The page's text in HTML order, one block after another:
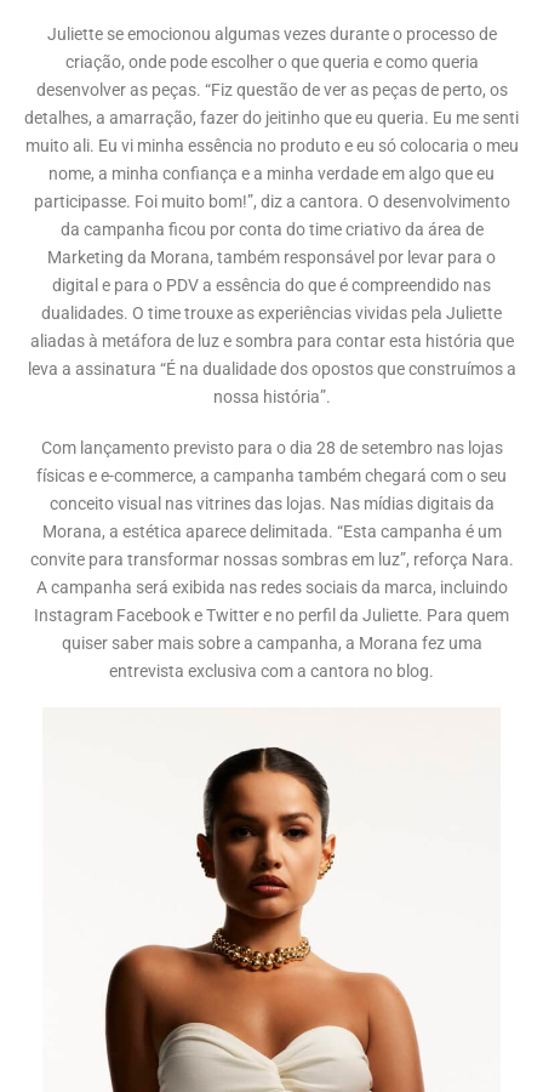
Juliette se emocionou algumas vezes durante o processo de
criação, onde pode escolher o que queria e como queria
desenvolver as peças. “Fiz questão de ver as peças de perto, os
detalhes, a amarração, fazer do jeitinho que eu queria. Eu me senti
muito ali. Eu vi minha essência no produto e eu só colocaria o meu
nome, a minha confiança e a minha verdade em algo que eu
participasse. Foi muito bom!”, diz a cantora. O desenvolvimento
da campanha ficou por conta do time criativo da área de
Marketing da Morana, também responsável por levar para o
digital e para o PDV a essência do que é compreendido nas
dualidades. O time trouxe as experiências vividas pela Juliette
aliadas à metáfora de luz e sombra para contar esta história que
leva a assinatura “É na dualidade dos opostos que construímos a
nossa história”.
Com lançamento previsto para o dia 28 de setembro nas lojas
físicas e e-commerce, a campanha também chegará com o seu
conceito visual nas vitrines das lojas. Nas mídias digitais da
Morana, a estética aparece delimitada. “Esta campanha é um
convite para transformar nossas sombras em luz”, reforça Nara.
A campanha será exibida nas redes sociais da marca, incluindo
Instagram Facebook e Twitter e no perfil da Juliette. Para quem
quiser saber mais sobre a campanha, a Morana fez uma
entrevista exclusiva com a cantora no blog.